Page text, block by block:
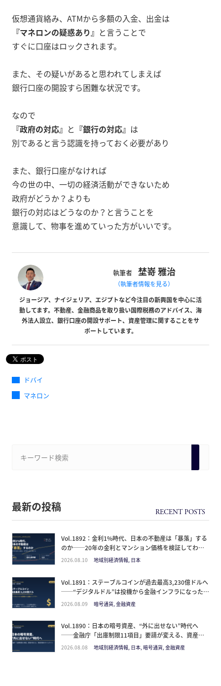
仮想通貨絡み、ATMから多額の入金、出金は
『マネロンの疑惑あり』 と言うことで
すぐに口座はロックされます。
また、その疑いがあると思われてしまえば
銀行口座の開設すら困難な状況です。
なので
『政府の対応』 と 『銀行の対応』 は
別であると言う認識を持っておく必要があり
また、銀行口座がなければ
今の世の中、一切の経済活動ができないため
政府がどうか？よりも
銀行の対応はどうなのか？と言うことを
意識して、物事を進めていった方がいいです。
執筆者 埜嵜 雅治
（執筆者情報を見る）
ジョージア、ナイジェリア、エジプトなど今注目の新興国を中心に活
動してます。不動産、金融商品を取り扱い国際税務のアドバイス、海
外法人設立、銀行口座の開設サポート、資産管理に関することをサ
ポートしています。
ドバイ
マネロン
最新の投稿
Vol.1892：金利1%時代、日本の不動産は「暴落」する
のか──20年の金利とマンション価格を検証してわ
かった、円建て資産の”出口リスク”
2026.08.10 地域別経済情報, 日本
Vol.1891：ステーブルコインが過去最高3,230億ドルへ
──“デジタルドル”は投機から金融インフラになった。
日本人が見るべきは価格ではなく「どの通貨の器か」
2026.08.09 暗号通貨, 金融資産
Vol.1890：日本の暗号資産、“外に出せない”時代へ
──金融庁「出庫制限11項目」要請が変える、資産防
衛のタイムライン
2026.08.08 地域別経済情報, 日本, 暗号通貨, 金融資産